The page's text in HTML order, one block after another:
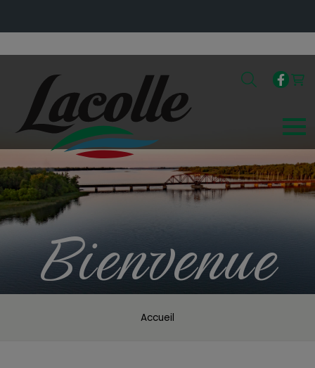
Bienvenue
Accueil